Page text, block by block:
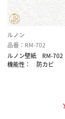
ルノン
品番：RM-702
ルノン壁紙 RM-
機能性： 防カビ